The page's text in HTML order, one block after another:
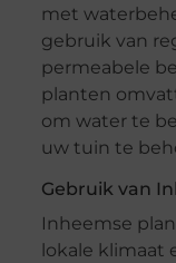
met
gebruik van
permeabele
planten
om water te
uw tuin te
Gebruik van
Inheemse
lokale klimaat